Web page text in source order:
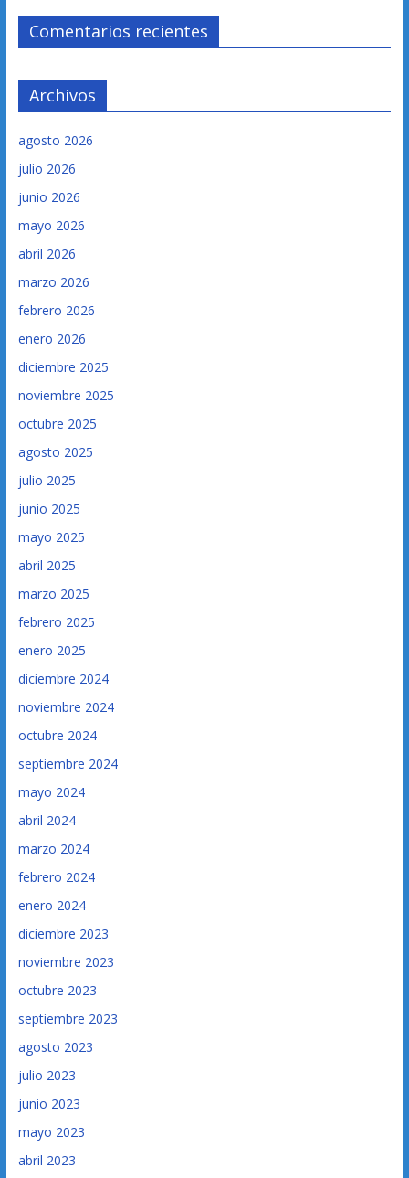
Comentarios recientes
Archivos
agosto 2026
julio 2026
junio 2026
mayo 2026
abril 2026
marzo 2026
febrero 2026
enero 2026
diciembre 2025
noviembre 2025
octubre 2025
agosto 2025
julio 2025
junio 2025
mayo 2025
abril 2025
marzo 2025
febrero 2025
enero 2025
diciembre 2024
noviembre 2024
octubre 2024
septiembre 2024
mayo 2024
abril 2024
marzo 2024
febrero 2024
enero 2024
diciembre 2023
noviembre 2023
octubre 2023
septiembre 2023
agosto 2023
julio 2023
junio 2023
mayo 2023
abril 2023